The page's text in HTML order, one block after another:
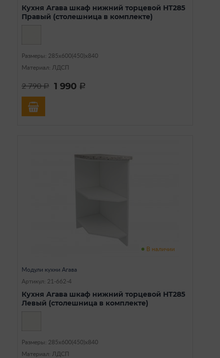
Кухня Агава шкаф нижний торцевой НТ285
Правый (столешница в комплекте)
Размеры: 285х600(450)х840
Материал: ЛДСП
2 790a 1 990 a
В наличии
Модули кухни Агава
Артикул: 21-662-4
Кухня Агава шкаф нижний торцевой НТ285
Левый (столешница в комплекте)
Размеры: 285х600(450)х840
Материал: ЛДСП